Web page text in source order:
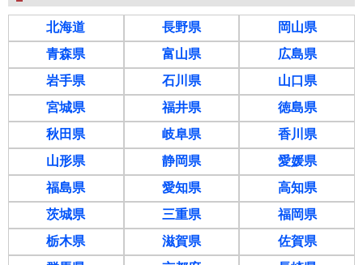
北海道
青森県
岩手県
宮城県
秋田県
山形県
福島県
茨城県
栃木県
長野県
富山県
石川県
福井県
岐阜県
静岡県
愛知県
三重県
滋賀県
岡山県
広島県
山口県
徳島県
香川県
愛媛県
高知県
福岡県
佐賀県